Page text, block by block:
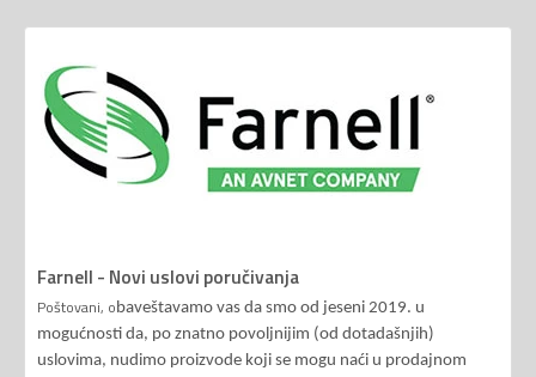
Farnell - Novi uslovi poručivanja
Poštovani, obaveštavamo vas da smo od jeseni 2019. u
mogućnosti da, po znatno povoljnijim (od dotadašnjih)
uslovima, nudimo proizvode koji se mogu naći u prodajnom